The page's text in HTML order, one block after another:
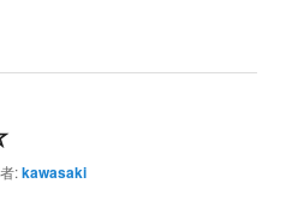
:kawasaki